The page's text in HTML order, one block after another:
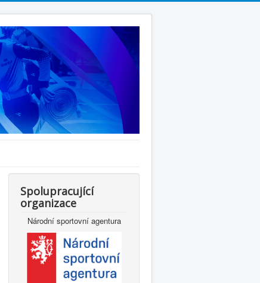
Spolupracující
organizace
Národní sportovní agentura